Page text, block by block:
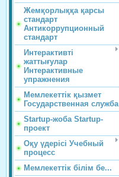
Жемқорлыққа қарсы
стандарт
Антикоррупционный
стандарт
Интерактивті
жаттығулар
Интерактивные
упражнения
Мемлекеттік қызмет
Государственная служба
Startup-жоба Startup-
проект
Оқу үдерісі Учебный
процесс
Мемлекеттік білім бе...